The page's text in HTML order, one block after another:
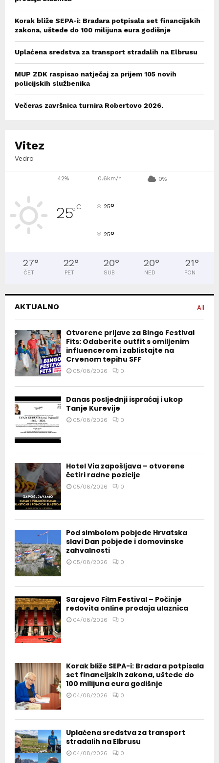
Korak bliže SEPA-i: Bradara potpisala set financijskih
zakona, uštede do 100 milijuna eura godišnje
Uplaćena sredstva za transport stradalih na Elbrusu
MUP ZDK raspisao natječaj za prijem 105 novih
policijskih službenika
Večeras završnica turnira Robertovo 2026.
Vitez
Vedro
42% 0.6km/h 0%
25°C 25°
25°
27°
ČET
22°
PET
20°
SUB
20°
NED
21°
PON
AKTUALNO All
Otvorene prijave za Bingo Festival
Fits: Odaberite outfit s omiljenim
influencerom i zablistajte na
Crvenom tepihu SFF
05/08/2026 0
Danas posljednji ispraćaj i ukop
Tanje Kurevije
05/08/2026 0
Hotel Via zapošljava – otvorene
četiri radne pozicije
05/08/2026 0
Pod simbolom pobjede Hrvatska
slavi Dan pobjede i domovinske
zahvalnosti
05/08/2026 0
Sarajevo Film Festival – Počinje
redovita online prodaja ulaznica
04/08/2026 0
Korak bliže SEPA-i: Bradara potpisala
set financijskih zakona, uštede do
100 milijuna eura godišnje
04/08/2026 0
Uplaćena sredstva za transport
stradalih na Elbrusu
04/08/2026 0